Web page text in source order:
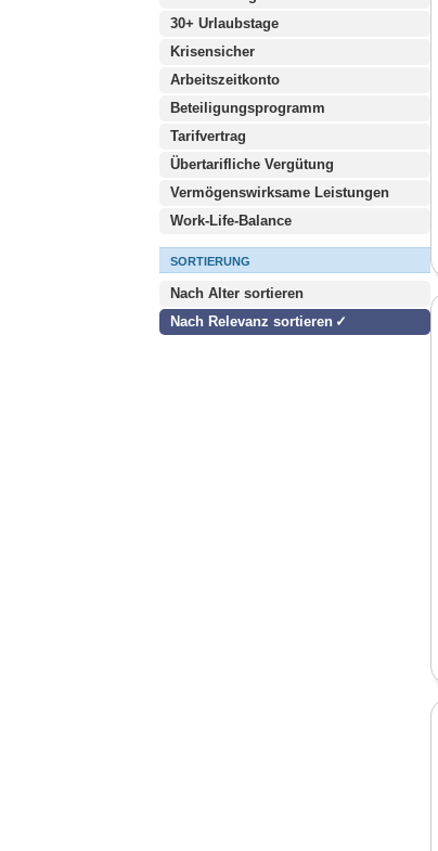
30+ Urlaubstage
Krisensicher
Arbeitszeitkonto
Beteiligungsprogramm
Tarifvertrag
Übertarifliche Vergütung
Vermögenswirksame Leistungen
Work-Life-Balance
SORTIERUNG
Nach Alter sortieren
Nach Relevanz sortieren